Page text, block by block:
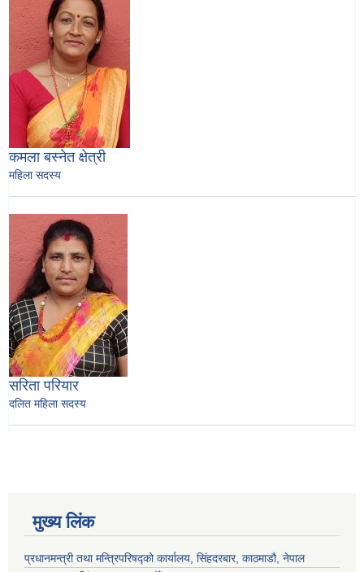
कमला बस्नेत क्षेत्री
महिला सदस्य
सरिता परियार
दलित महिला सदस्य
मुख्य लिंक
प्रधानमन्त्री तथा मन्त्रिपरिषद्को कार्यालय, सिंहदरबार, काठमाडौ, नेपाल